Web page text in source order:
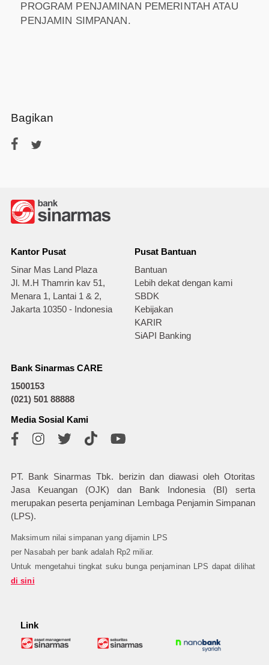
PROGRAM PENJAMINAN PEMERINTAH ATAU
PENJAMIN SIMPANAN.
Bagikan
Kantor Pusat
Sinar Mas Land Plaza
Jl. M.H Thamrin kav 51,
Menara 1, Lantai 1 & 2,
Jakarta 10350 - Indonesia
Pusat Bantuan
Bantuan
Lebih dekat dengan kami
SBDK
Kebijakan
KARIR
SiAPI Banking
Bank Sinarmas CARE
1500153
(021) 501 88888
Media Sosial Kami
PT. Bank Sinarmas Tbk. berizin dan diawasi oleh Otoritas
Jasa Keuangan (OJK) dan Bank Indonesia (BI) serta
merupakan peserta penjaminan Lembaga Penjamin Simpanan
(LPS).
Maksimum nilai simpanan yang dijamin LPS
per Nasabah per bank adalah Rp2 miliar.
Untuk mengetahui tingkat suku bunga penjaminan LPS dapat dilihat
di sini
Link